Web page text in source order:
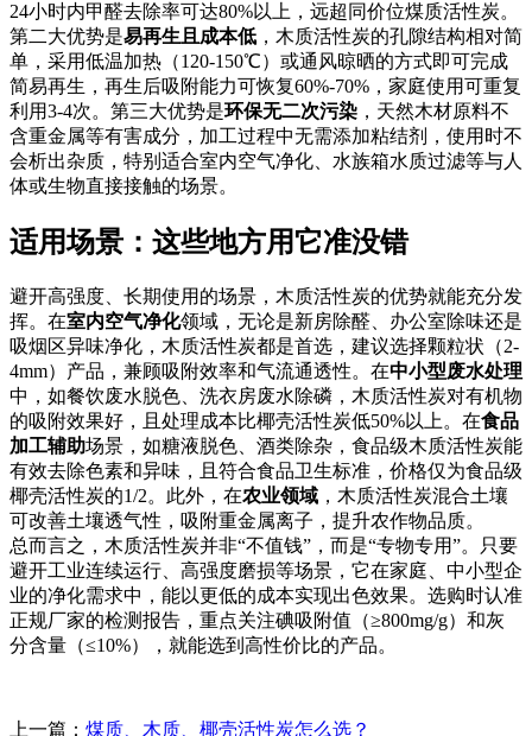
24小时内甲醛去除率可达80%以上，远超同价位煤质活性炭。
第二大优势是易再生且成本低 ，木质活性炭的孔隙结构相对简
单，采用低温加热（120-150℃）或通风晾晒的方式即可完成
简易再生，再生后吸附能力可恢复60%-70%，家庭使用可重复
利用3-4次。第三大优势是环保无二次污染 ，天然木材原料不
含重金属等有害成分，加工过程中无需添加粘结剂，使用时不
会析出杂质，特别适合室内空气净化、水族箱水质过滤等与人
体或生物直接接触的场景。
适用场景：这些地方用它准没错
避开高强度、长期使用的场景，木质活性炭的优势就能充分发
挥。在室内空气净化领域，无论是新房除醛、办公室除味还是
吸烟区异味净化，木质活性炭都是首选，建议选择颗粒状（2-
4mm）产品，兼顾吸附效率和气流通透性。在中小型废水处理
中，如餐饮废水脱色、洗衣房废水除磷，木质活性炭对有机物
的吸附效果好，且处理成本比椰壳活性炭低50%以上。在食品
加工辅助场景，如糖液脱色、酒类除杂，食品级木质活性炭能
有效去除色素和异味，且符合食品卫生标准，价格仅为食品级
椰壳活性炭的1/2。此外，在农业领域 ，木质活性炭混合土壤
可改善土壤透气性，吸附重金属离子，提升农作物品质。
总而言之，木质活性炭并非“不值钱”，而是“专物专用”。只要
避开工业连续运行、高强度磨损等场景，它在家庭、中小型企
业的净化需求中，能以更低的成本实现出色效果。选购时认准
正规厂家的检测报告，重点关注碘吸附值（≥800mg/g）和灰
分含量（≤10%），就能选到高性价比的产品。
上一篇： 煤质、木质、椰壳活性炭怎么选？